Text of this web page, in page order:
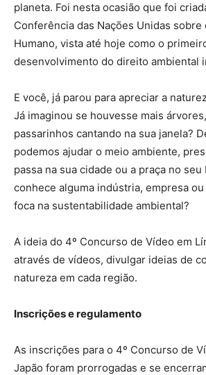
planeta. Foi nesta ocasião que foi
Conferência das Nações Unidas
Humano, vista até hoje como o
desenvolvimento do direito ambiental
E você, já parou para apreciar a
Já imaginou se houvesse mais
passarinhos cantando na sua janela?
podemos ajudar o meio ambiente,
passa na sua cidade ou a praça no seu
conhece alguma indústria, empresa
foca na sustentabilidade ambiental?
A ideia do 4º Concurso de Vídeo em
através de vídeos, divulgar ideias de
natureza em cada região.
Inscrições e regulamento
As inscrições para o 4º Concurso de
Japão foram prorrogadas e se